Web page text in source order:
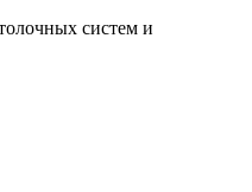
систем и